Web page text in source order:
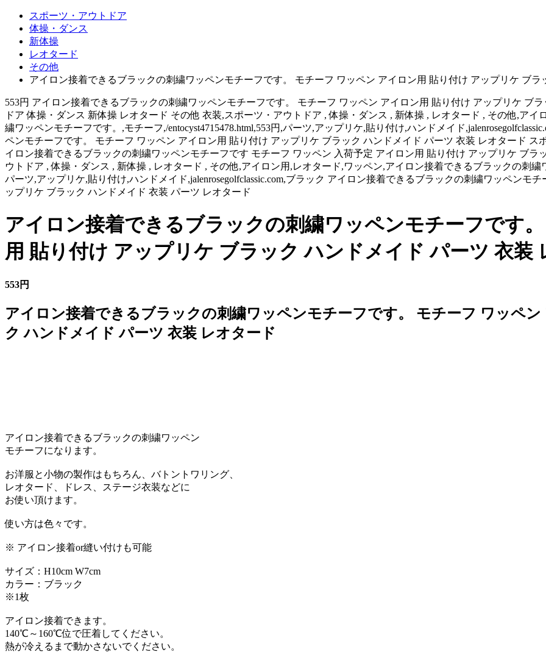
スポーツ・アウトドア
体操・ダンス
新体操
レオタード
その他
アイロン接着できるブラックの刺繍ワッペンモチーフです。 モチーフ ワッペン アイロン用 貼り付け アップリケ ブ
553円 アイロン接着できるブラックの刺繍ワッペンモチーフです。 モチーフ ワッペン アイロン用 貼り付け アップリケ ブ
ドア 体操・ダンス 新体操 レオタード その他 衣装,スポーツ・アウトドア , 体操・ダンス , 新体操 , レオタード , その他,ア
繍ワッペンモチーフです。,モチーフ,/entocyst4715478.html,553円,パーツ,アップリケ,貼り付け,ハンドメイド
ペンモチーフです。 モチーフ ワッペン アイロン用 貼り付け アップリケ ブラック ハンドメイド パーツ 衣装 レオタード
イロン接着できるブラックの刺繍ワッペンモチーフです モチーフ ワッペン 入荷予定 アイロン用 貼り付け アップリケ ブ
ウトドア , 体操・ダンス , 新体操 , レオタード , その他,アイロン用,レオタード,ワッペン,アイロン接着できるブラックの刺繍
パーツ,アップリケ,貼り付け,ハンドメイド,jalenrosegolfclassic.com,ブラック アイロン接着できるブラックの刺繍ワッペンモ
ップリケ ブラック ハンドメイド 衣装 パーツ レオタード
アイロン接着できるブラックの刺繍ワッペンモチーフです
用 貼り付け アップリケ ブラック ハンドメイド パーツ 衣装
553円
アイロン接着できるブラックの刺繍ワッペンモチーフです。 モチーフ ワッペ
ク ハンドメイド パーツ 衣装 レオタード
アイロン接着できるブラックの刺繍ワッペン
モチーフになります。
お洋服と小物の製作はもちろん、バトントワリング、
レオタード、ドレス、ステージ衣装などに
お使い頂けます。
使い方は色々です。
※ アイロン接着or縫い付けも可能
サイズ：H10cm W7cm
カラー：ブラック
※1枚
アイロン接着できます。
140℃～160℃位で圧着してください。
熱が冷えるまで動かさないでください。